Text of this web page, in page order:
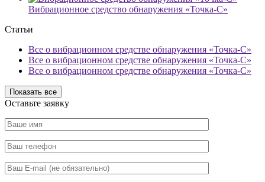
Вибрационное средство обнаружения «Точка-С»
Статьи
Все о вибрационном средстве обнаружения «Точка-С»
Все о вибрационном средстве обнаружения «Точка-С»
Все о вибрационном средстве обнаружения «Точка-С»
Показать все
Оставьте заявку